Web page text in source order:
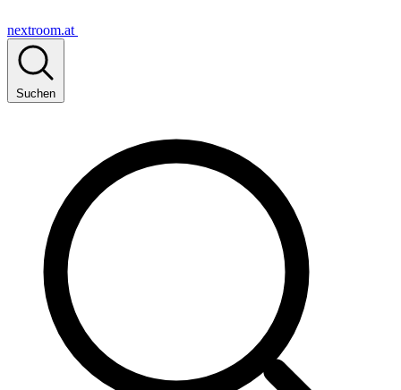
nextroom.at
Suchen